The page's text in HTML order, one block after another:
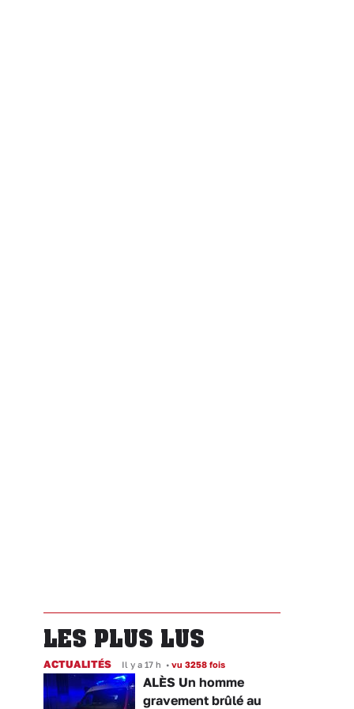
LES PLUS LUS
ACTUALITÉS Il y a 17 h • vu 3258 fois
ALÈS Un homme
gravement brûlé au